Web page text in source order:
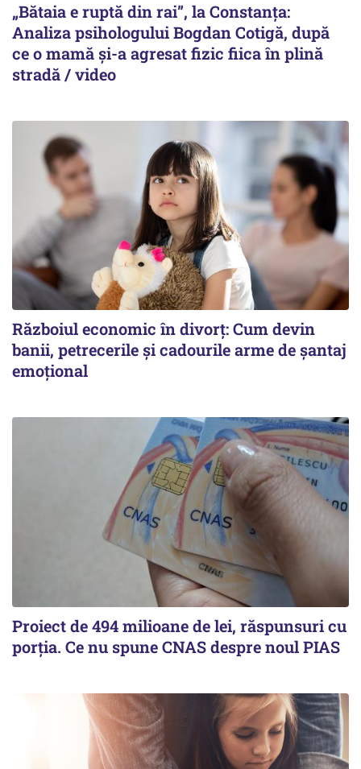
„Bătaia e ruptă din rai”, la Constanța:
Analiza psihologului Bogdan Cotigă, după
ce o mamă și-a agresat fizic fiica în plină
stradă / video
Războiul economic în divorț: Cum devin
banii, petrecerile și cadourile arme de șantaj
emoțional
Proiect de 494 milioane de lei, răspunsuri cu
porția. Ce nu spune CNAS despre noul PIAS